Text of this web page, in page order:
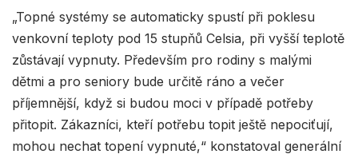
„Topné systémy se automaticky spustí při poklesu
venkovní teploty pod 15 stupňů Celsia, při vyšší teplotě
zůstávají vypnuty. Především pro rodiny s malými
dětmi a pro seniory bude určitě ráno a večer
příjemnější, když si budou moci v případě potřeby
přitopit. Zákazníci, kteří potřebu topit ještě nepociťují,
mohou nechat topení vypnuté,“ konstatoval generální